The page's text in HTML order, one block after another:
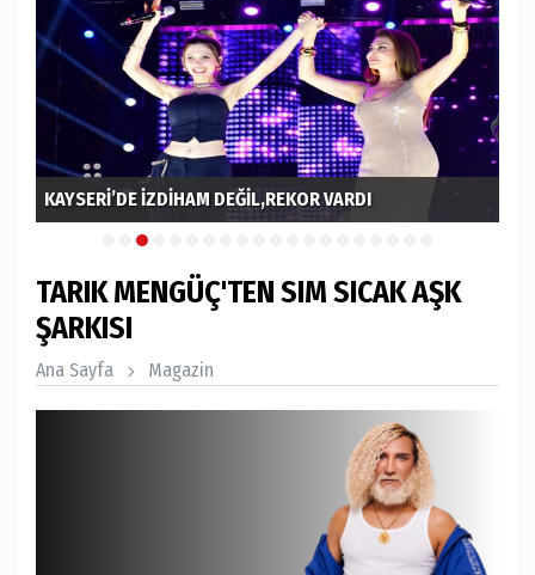
KAYSERİ’DE İZDİHAM DEĞİL,REKOR VARDI
TARIK MENGÜÇ'TEN SIM SICAK AŞK
ŞARKISI
Ana Sayfa Magazin